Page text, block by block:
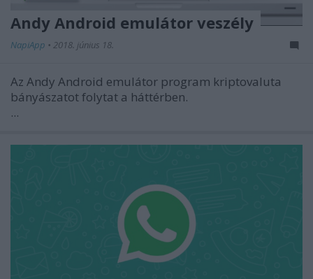
Andy Android emulátor veszély
NapiApp • 2018. június 18.
Az Andy Android emulátor program kriptovaluta
bányászatot folytat a háttérben.
...